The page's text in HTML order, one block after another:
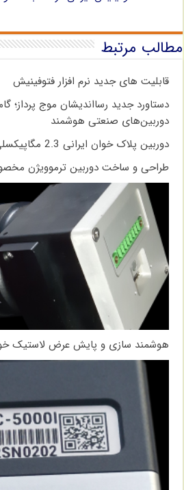
مطالب مرتبط
قابلیت های جدید نرم افزار فتوفینیش
دستاورد جدید رسااندیشان موج پرداز؛
دوربین‌های صنعتی هوشمند
دوربین پلاک خوان ایرانی 2.3 مگاپیکسلی
طراحی و ساخت دوربین ترموویژن
هوشمند سازی و پایش عرض لاستیک